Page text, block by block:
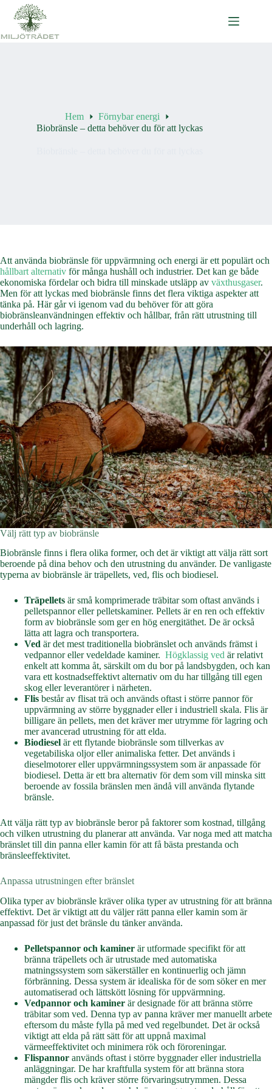
Hoppa
innehåll
Hem
Förnybar energi
Biobränsle – detta behöver du för att lyckas
Att använda biobränsle för uppvärmning och energi är ett populärt och
hållbart alternativ för många hushåll och industrier. Det kan ge både
ekonomiska fördelar och bidra till minskade utsläpp av växthusgaser.
Men för att lyckas med biobränsle finns det flera viktiga aspekter att
tänka på. Här går vi igenom vad du behöver för att göra
biobränsleanvändningen effektiv och hållbar, från rätt utrustning till
underhåll och lagring.
Välj rätt typ av biobränsle
Biobränsle finns i flera olika former, och det är viktigt att välja rätt sort
beroende på dina behov och den utrustning du använder. De vanligaste
typerna av biobränsle är träpellets, ved, flis och biodiesel.
Träpellets är små komprimerade träbitar som oftast används i
pelletspannor eller pelletskaminer. Pellets är en ren och effektiv
form av biobränsle som ger en hög energitäthet. De är också
lätta att lagra och transportera.
Ved är det mest traditionella biobränslet och används främst i
vedpannor eller vedeldade kaminer. Högklassig ved är relativt
enkelt att komma åt, särskilt om du bor på landsbygden, och kan
vara ett kostnadseffektivt alternativ om du har tillgång till egen
skog eller leverantörer i närheten.
Flis består av flisat trä och används oftast i större pannor för
uppvärmning av större byggnader eller i industriell skala. Flis är
billigare än pellets, men det kräver mer utrymme för lagring och
mer avancerad utrustning för att elda.
Biodiesel är ett flytande biobränsle som tillverkas av
vegetabiliska oljor eller animaliska fetter. Det används i
dieselmotorer eller uppvärmningssystem som är anpassade för
biodiesel. Detta är ett bra alternativ för dem som vill minska sitt
beroende av fossila bränslen men ändå vill använda flytande
bränsle.
Att välja rätt typ av biobränsle beror på faktorer som kostnad, tillgång
och vilken utrustning du planerar att använda. Var noga med att matcha
bränslet till din panna eller kamin för att få bästa prestanda och
bränsleeffektivitet.
Anpassa utrustningen efter bränslet
Olika typer av biobränsle kräver olika typer av utrustning för att bränna
effektivt. Det är viktigt att du väljer rätt panna eller kamin som är
anpassad för just det bränsle du tänker använda.
Pelletspannor och kaminer är utformade specifikt för att
bränna träpellets och är utrustade med automatiska
matningssystem som säkerställer en kontinuerlig och jämn
förbränning. Dessa system är idealiska för de som söker en mer
automatiserad och lättskött lösning för uppvärmning.
Vedpannor och kaminer är designade för att bränna större
träbitar som ved. Denna typ av panna kräver mer manuellt arbete
eftersom du måste fylla på med ved regelbundet. Det är också
viktigt att elda på rätt sätt för att uppnå maximal
värmeeffektivitet och minimera rök och föroreningar.
Flispannor används oftast i större byggnader eller industriella
anläggningar. De har kraftfulla system för att bränna stora
mängder flis och kräver större förvaringsutrymmen. Dessa